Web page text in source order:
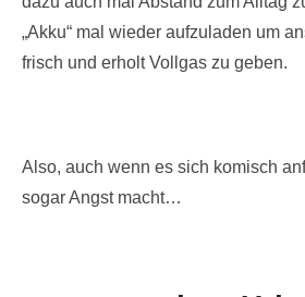
„Akku“ mal wieder aufzuladen um
frisch und erholt Vollgas zu geben.
Also, auch wenn es sich komisch
sogar Angst macht…